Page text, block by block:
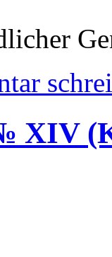
XIV